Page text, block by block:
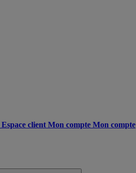
Espace client Mon compte Mon compte